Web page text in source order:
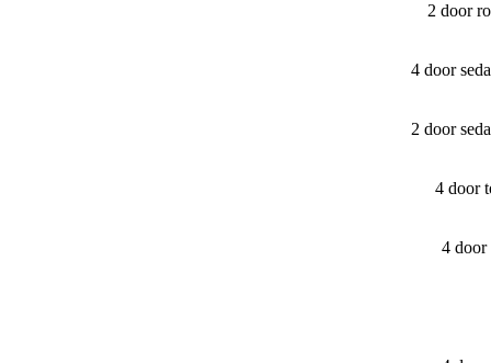
2 door
4 door
2 door
4 door
4 door